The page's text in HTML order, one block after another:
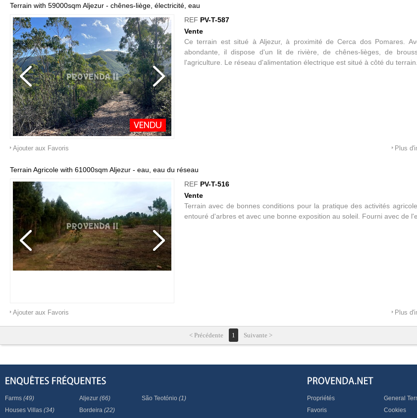
Terrain with 59000sqm Aljezur - chênes-liège, électricité, eau
VENDU
REF PV-T-587
Vente
Ce terrain est situé à Aljezur, à proximité de Cerca dos Pomares.
abondante, il dispose d'un lit de rivière, de chênes-lièges, de
l'agriculture. Le réseau d'alimentation électrique est situé à côté du terrain.
Ajouter aux Favoris Plus
Terrain Agricole with 61000sqm Aljezur - eau, eau du réseau
REF PV-T-516
Vente
Terrain avec de bonnes conditions pour la pratique des activités
entouré d'arbres et avec une bonne exposition au soleil. Fourni avec de
Ajouter aux Favoris Plus
< Précédente 1 Suivante >
Farms (49)
Houses Villas (34)
Aljezur (66)
Bordeira (22)
São Teotónio (1)
Propriétés
Favoris
General
Cookies